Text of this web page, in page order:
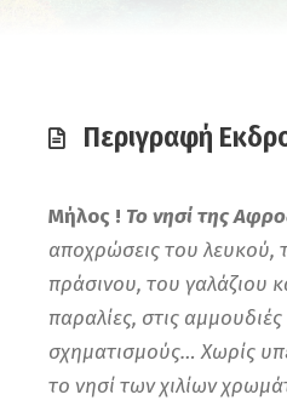
Περιγραφή
Μήλος ! Το νησί της
αποχρώσεις του λευκού,
πράσινου, του γαλάζιου
παραλίες, στις
σχηματισμούς… Χωρίς
το νησί των χιλίων